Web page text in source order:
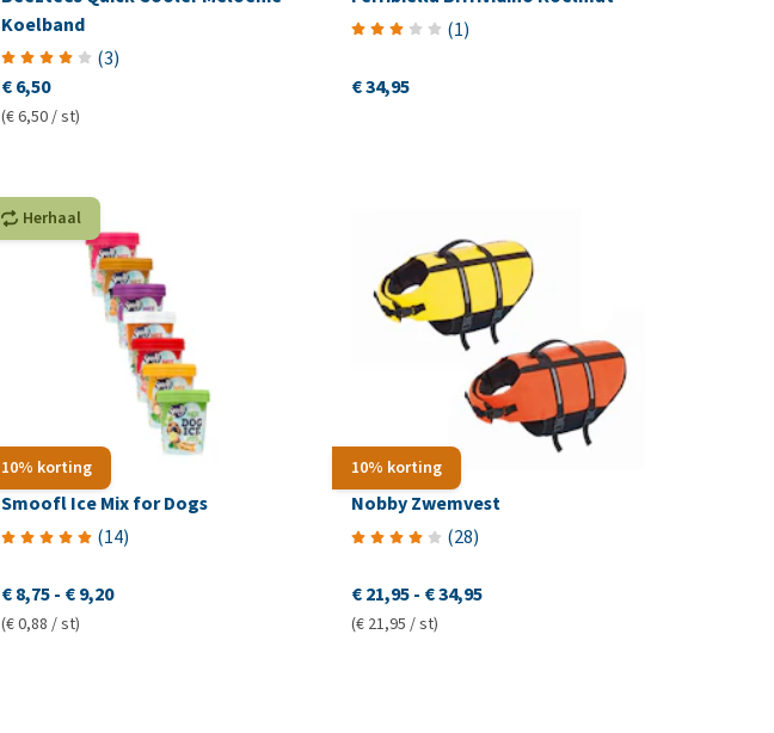
Koelband
(3)
€ 6,50
(€ 6,50 / st)
(1)
€ 34,95
10% korting
Herhaal
Smoofl Ice Mix for Dogs
(14)
€ 8,75 - € 9,20
(€ 0,88 / st)
10% korting
Nobby Zwemvest
(28)
€ 21,95- € 34,95
(€ 21,95 / st)